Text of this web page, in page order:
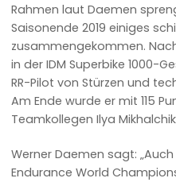
Rahmen laut Daemen
Saisonende 2019 einiges
zusammengekommen.
in der IDM Superbike 1000-
RR-Pilot von Stürzen und
Am Ende wurde er mit 115
Teamkollegen Ilya
Werner Daemen sagt:
Endurance World